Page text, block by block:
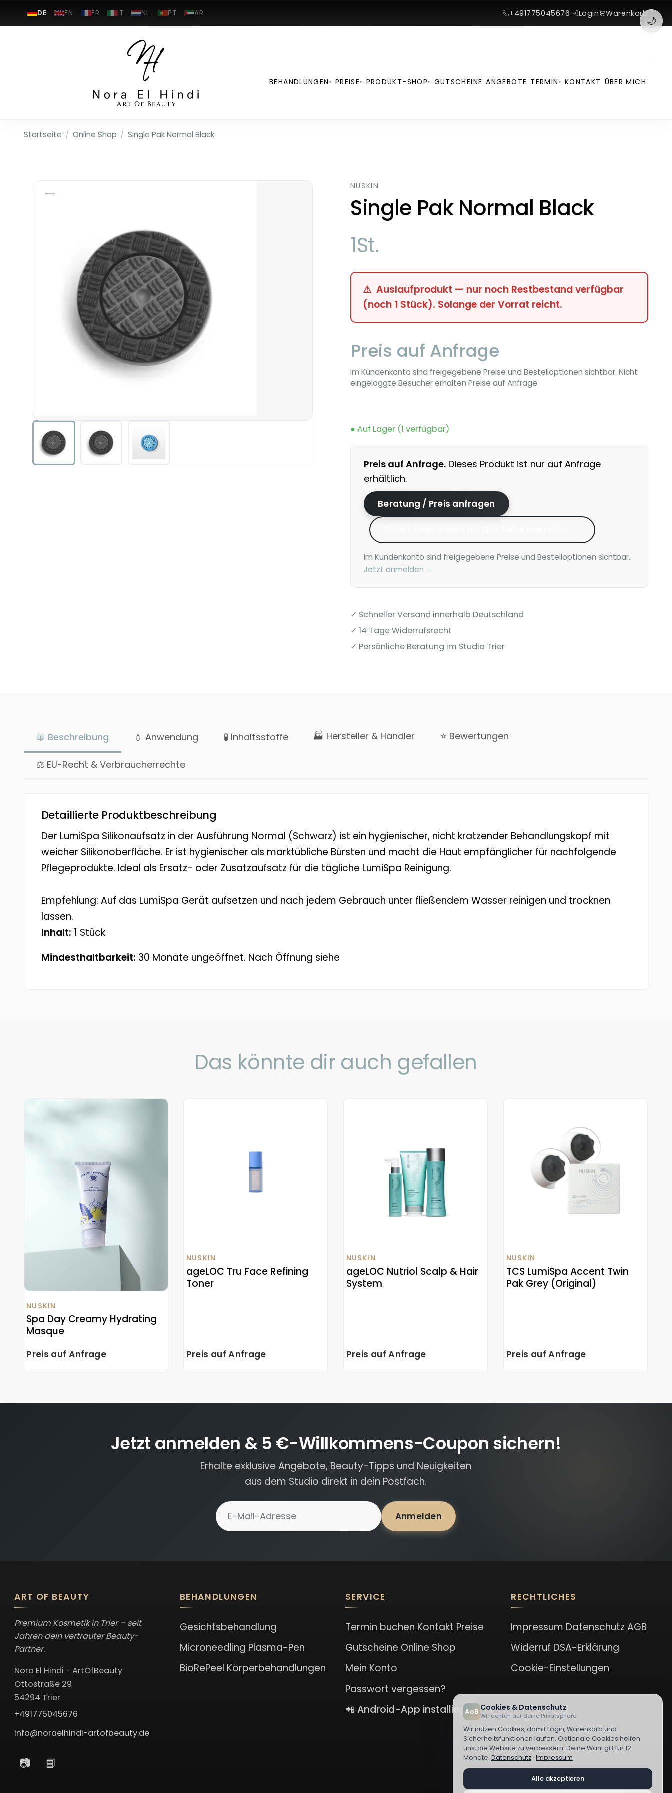
DE EN FR IT NL PT AR +491775045676· Login Warenkorb
BEHANDLUNGEN ▾ PREISE▾ PRODUKT-SHOP▾ GUTSCHEINE ANGEBOTE TERMIN ▾ KONTAKT ÜBER MICH
Startseite / Online Shop / Single Pak Normal Black
NUSKIN
Single Pak Normal Black
1St.
Auslaufprodukt — nur noch Restbestand verfügbar
(noch 1 Stück). Solange der Vorrat reicht.
Preis auf Anfrage
Im Kundenkonto sind freigegebene Preise und Bestelloptionen sichtbar. Nicht
eingeloggte Besucher erhalten Preise auf Anfrage.
● Auf Lager (1 verfügbar)
Preis auf Anfrage. Dieses Produkt ist nur auf Anfrage
erhältlich.
Beratung / Preis anfragen
Im Kundenkonto sind freigegebene Preise und Bestelloptionen sichtbar.
Jetzt anmelden →
✓ Schneller Versand innerhalb Deutschland
✓ 14 Tage Widerrufsrecht
✓ Persönliche Beratung im Studio Trier
📖 Beschreibung 💧 Anwendung 🧪 Inhaltsstoffe 🏭 Hersteller & Händler ⭐ Bewertungen
⚖ EU-Recht & Verbraucherrechte
Detaillierte Produktbeschreibung
Der LumiSpa Silikonaufsatz in der Ausführung Normal (Schwarz) ist ein hygienischer, nicht kratzender Behandlungskopf mit
weicher Silikonoberfläche. Er ist hygienischer als marktübliche Bürsten und macht die Haut empfänglicher für nachfolgende
Pflegeprodukte. Ideal als Ersatz- oder Zusatzaufsatz für die tägliche LumiSpa Reinigung.
Empfehlung: Auf das LumiSpa Gerät aufsetzen und nach jedem Gebrauch unter fließendem Wasser reinigen und trocknen
lassen.
Inhalt: 1 Stück
Mindesthaltbarkeit: 30 Monate ungeöffnet. Nach Öffnung siehe
Das könnte dir auch gefallen
NUSKIN
Spa Day Creamy Hydrating
Masque
Preis auf Anfrage
NUSKIN
ageLOC Tru Face Refining
Toner
Preis auf Anfrage
NUSKIN
ageLOC Nutriol Scalp & Hair
System
Preis auf Anfrage
NUSKIN
TCS LumiSpa Accent Twin
Pak Grey (Original)
Preis auf Anfrage
Jetzt anmelden & 5 €-Willkommens-Coupon sichern!
Erhalte exklusive Angebote, Beauty-Tipps und Neuigkeiten
aus dem Studio direkt in dein Postfach.
E-Mail-Adresse für Newsletter
Anmelden
ART OF BEAUTY
Premium Kosmetik in Trier – seit
Jahren dein vertrauter Beauty-
Partner.
Nora El Hindi - ArtOfBeauty
Ottostraße 29
54294 Trier
+491775045676
info@noraelhindi-artofbeauty.de
📷 📘
BEHANDLUNGEN
Gesichtsbehandlung
Microneedling Plasma-Pen
BioRePeel Körperbehandlungen
SERVICE
Termin buchen Kontakt Preise
Gutscheine Online Shop
Mein Konto
Passwort vergessen?
📲 Android-App installieren
RECHTLICHES
Impressum Datenschutz AGB
Widerruf DSA-Erklärung
Cookie-Einstellungen
AoB Cookies & Datenschutz
Wir achten auf deine Privatsphäre.
Wir nutzen Cookies, damit Login, Warenkorb und
Sicherheitsfunktionen laufen. Optionale Cookies helfen
uns, die Website zu verbessern. Deine Wahl gilt für 12
Monate. Datenschutz · Impressum
Alle akzeptieren
🌙